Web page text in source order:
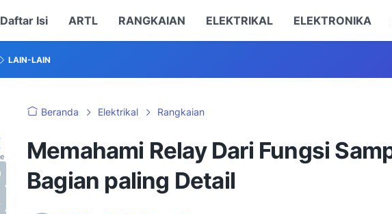
Daftar Isi ARTL RANGKAIAN ELEKTRIKAL ELEKTRONIKA
LAIN-LAIN
Beranda Elektrikal Rangkaian
Memahami Relay Dari Fungsi
Bagian paling Detail